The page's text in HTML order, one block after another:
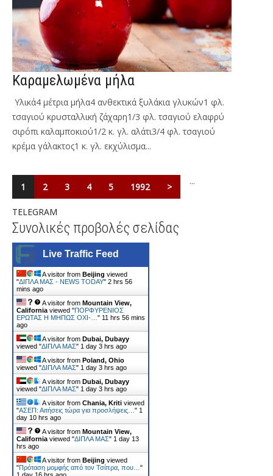
Καραμελωμένα μήλα
Υλικά4 μέτρια μήλα4 ανθεκτικά ξυλάκια γλυκών1 φλ.
τσαγιού κρυσταλλική ζάχαρη1/3 φλ. τσαγιού ελαφρύ
σιρόπι καλαμποκιού1/2 κ. γλ. αλάτι3/4 φλ. τσαγιού
κρέμα γάλακτος1 κ. γλ. εκχύλισμα...
1 2 3 4 5
...
1992 >
TELEGRAM
Συνολικές προβολές σελίδας
Live Traffic Feed
A visitor from Beijing viewed
"ΔΙΠΛΑ ΜΑΣ - NEWS TODAY" 2 hrs 56
mins ago
A visitor from Mountain View,
California viewed "ΠΟΡΦΥΡΕΝΙΟΣ
ΕΡΩΤΑΣ Η ΜΗΠΩΣ ΟΧΙ-… " 11 hrs 56 mins
ago
A visitor from Dubai, Dubayy
viewed "ΔΙΠΛΑ ΜΑΣ" 1 day 3 hrs ago
A visitor from Poland, Ohio
viewed "ΔΙΠΛΑ ΜΑΣ" 1 day 3 hrs ago
A visitor from Dubai, Dubayy
viewed "ΔΙΠΛΑ ΜΑΣ" 1 day 3 hrs ago
A visitor from Chania, Kriti viewed
"ΑΣΕΠ: Αιτήσεις τώρα για προσλήψεις… " 1
day 10 hrs ago
A visitor from Mountain View,
California viewed "ΔΙΠΛΑ ΜΑΣ" 1 day 13
hrs ago
A visitor from Beijing viewed
"Πρόταση μομφής από τον Τσίπρα, που… "